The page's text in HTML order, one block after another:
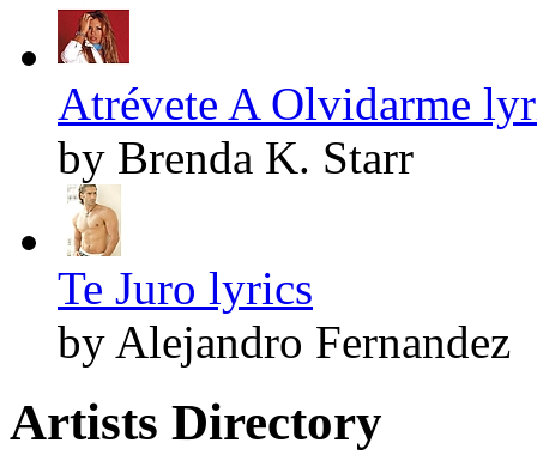
Atrévete A Olvidarme
by Brenda K. Starr
Te Juro lyrics
by Alejandro Fernandez
Artists Directory